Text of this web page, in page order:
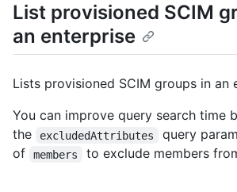
List provisioned SCIM
an enterprise
Lists provisioned SCIM groups in an
You can improve query search time
the
excludedAttributes
query
of
members to exclude members